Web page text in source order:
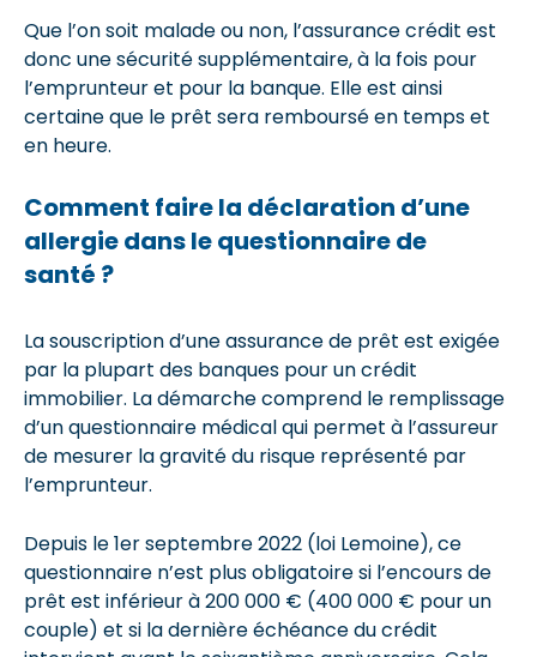
Que l’on soit malade ou non, l’assurance crédit est
donc une sécurité supplémentaire, à la fois pour
l’emprunteur et pour la banque. Elle est ainsi
certaine que le prêt sera remboursé en temps et
en heure.
Comment faire la déclaration d’une
allergie dans le questionnaire de
santé ?
La souscription d’une assurance de prêt est exigée
par la plupart des banques pour un crédit
immobilier. La démarche comprend le remplissage
d’un questionnaire médical qui permet à l’assureur
de mesurer la gravité du risque représenté par
l’emprunteur.
Depuis le 1er septembre 2022 (loi Lemoine), ce
questionnaire n’est plus obligatoire si l’encours de
prêt est inférieur à 200 000 € (400 000 € pour un
couple) et si la dernière échéance du crédit